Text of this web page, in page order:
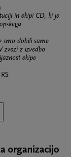
in ekipi CD, ki je
smo dobili same
zvezi z izvedbo
ekipe
organizacijo